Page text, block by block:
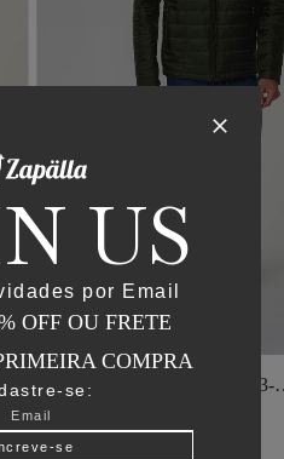
Jaqueta Matelasse Capuz - I23-
Verde Oliva
R$
ou6x deR$ 241,25
US
por Email
OFF OU FRETE
COMPRA
se:
se